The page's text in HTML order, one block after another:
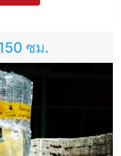
ซม.